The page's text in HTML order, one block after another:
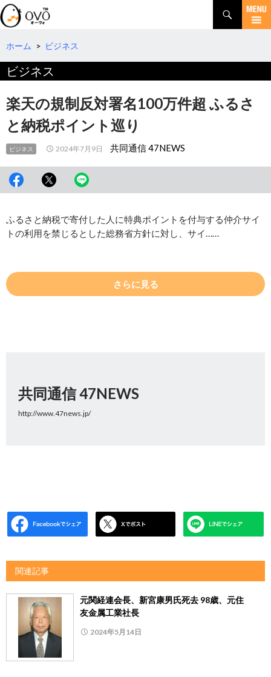
検
索
コ
テ
へ
移
動
ホーム > ビジネス
ビジネス
楽天の規制反対署名100万件超 ふるさ
と納税ポイント巡り
ビジネス 2024年7月9日 共同通信 47NEWS
ふるさと納税で寄付した人に特典ポイントを付与する仲介サイ
トの利用を禁じるとした総務省方針に対し、サイ……
さらに見る
共同通信 47NEWS
http://www.47news.jp/
関連記事
元関経連会長、新宮康男氏死去 98歳、元住
友金属工業社長
2024年5月14日